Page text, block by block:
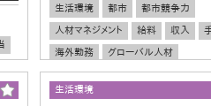
生活環境 都市
都市競争力
人材マネジメント
給料 収入
海外勤務
グローバル人材
グローバル調査
生計費
生活環境